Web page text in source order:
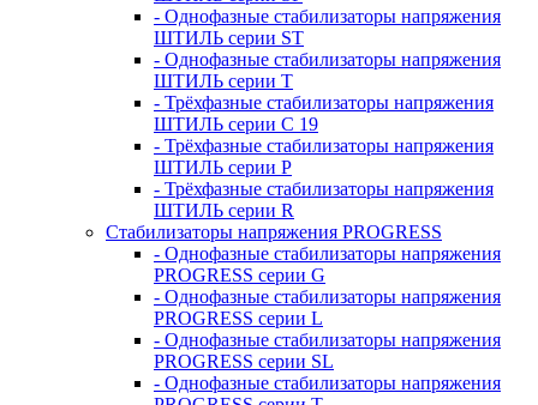
- Однофазные стабилизаторы напряжения
ШТИЛЬ серии ST
- Однофазные стабилизаторы напряжения
ШТИЛЬ серии T
- Трёхфазные стабилизаторы напряжения
ШТИЛЬ серии C 19
- Трёхфазные стабилизаторы напряжения
ШТИЛЬ серии P
- Трёхфазные стабилизаторы напряжения
ШТИЛЬ серии R
Стабилизаторы напряжения PROGRESS
- Однофазные стабилизаторы напряжения
PROGRESS серии G
- Однофазные стабилизаторы напряжения
PROGRESS серии L
- Однофазные стабилизаторы напряжения
PROGRESS серии SL
- Однофазные стабилизаторы напряжения